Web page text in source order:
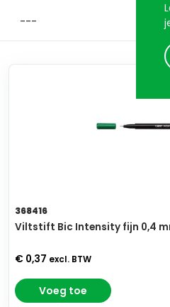
368416
Viltstift Bic Intensity fijn 0,4
€ 0,37 excl. BTW
Voeg toe